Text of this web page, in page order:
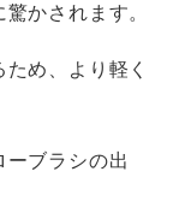
かされます。
め、より軽く
ブラシの出